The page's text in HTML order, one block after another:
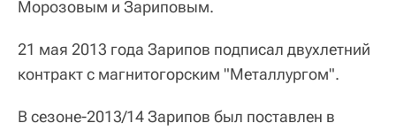
Морозовым и Зариповым.
21 мая 2013 года Зарипов подписал двухлетний
контракт с магнитогорским "Металлургом".
В сезоне-2013/14 Зарипов был поставлен в